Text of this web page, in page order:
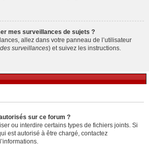
mes surveillances de sujets ?
allez dans votre panneau de l’utilisateur
surveillances) et suivez les instructions.
sur ce forum ?
ou interdire certains types de fichiers joints. Si
est autorisé à être chargé, contactez